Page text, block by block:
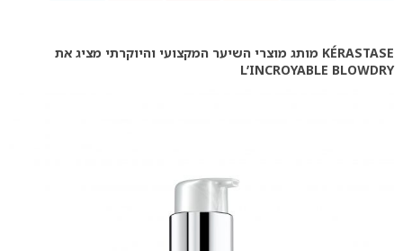
KÉRASTASE מותג מוצרי השיער המקצועי והיוקרתי מציג את
L’INCROYABLE BLOWDRY